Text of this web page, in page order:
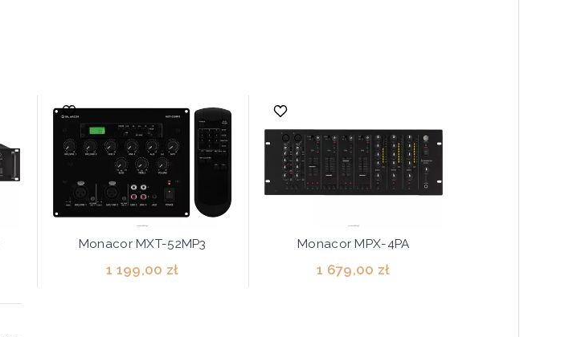
Monacor MXT-52MP3
1 199,00 zł
Monacor MPX-4PA
1 679,00 zł